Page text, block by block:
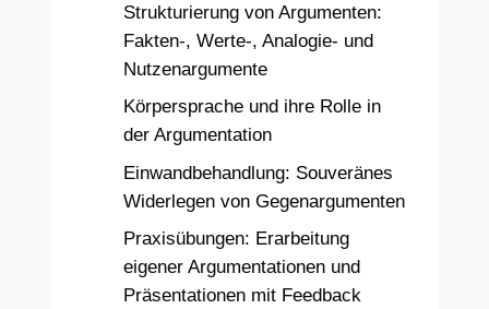
Strukturierung von Argumenten:
Fakten-, Werte-, Analogie- und
Nutzenargumente
Körpersprache und ihre Rolle in
der Argumentation
Einwandbehandlung: Souveränes
Widerlegen von Gegenargumenten
Praxisübungen: Erarbeitung
eigener Argumentationen und
Präsentationen mit Feedback